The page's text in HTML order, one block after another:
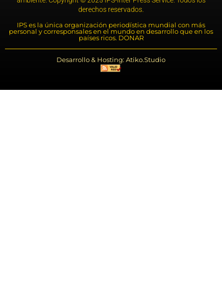
derechos reservados.
IPS es la única organización periodística mundial con más
personal y corresponsales en el mundo en desarrollo que en los
países ricos. DONAR
Desarrollo & Hosting: Atiko.Studio